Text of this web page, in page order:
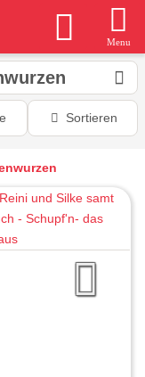
Menu
Sortieren